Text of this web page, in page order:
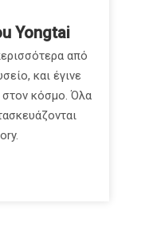
Yongtai
από
και έγινε
στον κόσμο. Όλα